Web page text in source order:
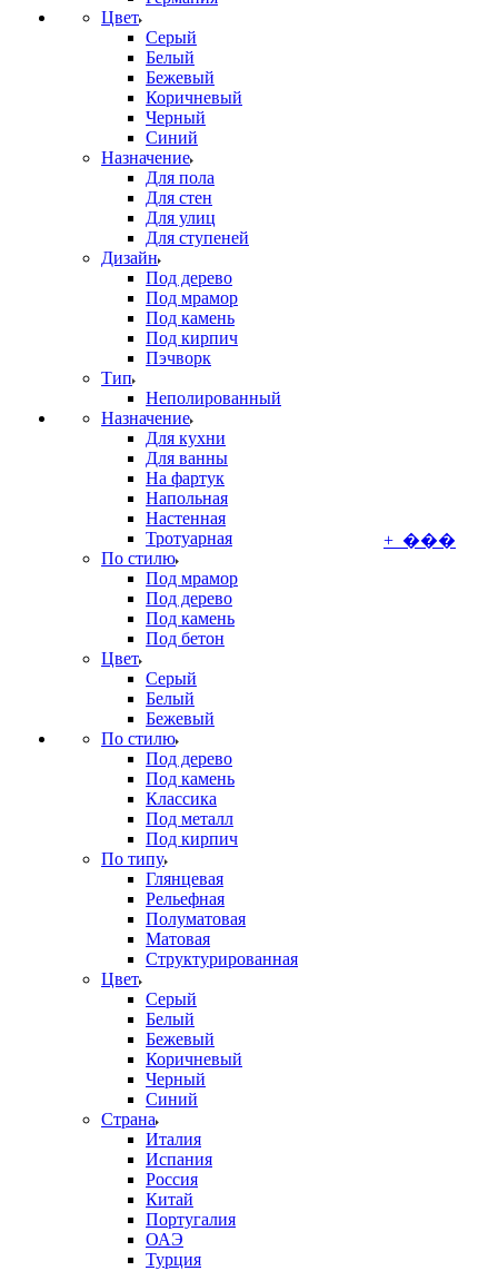
Цвет
Серый
Белый
Бежевый
Коричневый
Черный
Синий
Назначение
Для пола
Для стен
Для улиц
Для ступеней
Дизайн
Под дерево
Под мрамор
Под камень
Под кирпич
Пэчворк
Тип
Неполированный
Назначение
Для кухни
Для ванны
На фартук
Напольная
Настенная
Тротуарная
По стилю
Под мрамор
Под дерево
Под камень
Под бетон
Цвет
Серый
Белый
Бежевый
По стилю
Под дерево
Под камень
Классика
Под металл
Под кирпич
По типу
Глянцевая
Рельефная
Полуматовая
Матовая
Структурированная
Цвет
Серый
Белый
Бежевый
Коричневый
Черный
Синий
Страна
Италия
Испания
Россия
Китай
Португалия
ОАЭ
Турция
+ ���